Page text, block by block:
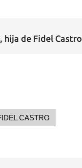
hija de Fidel Castro
CASTRO